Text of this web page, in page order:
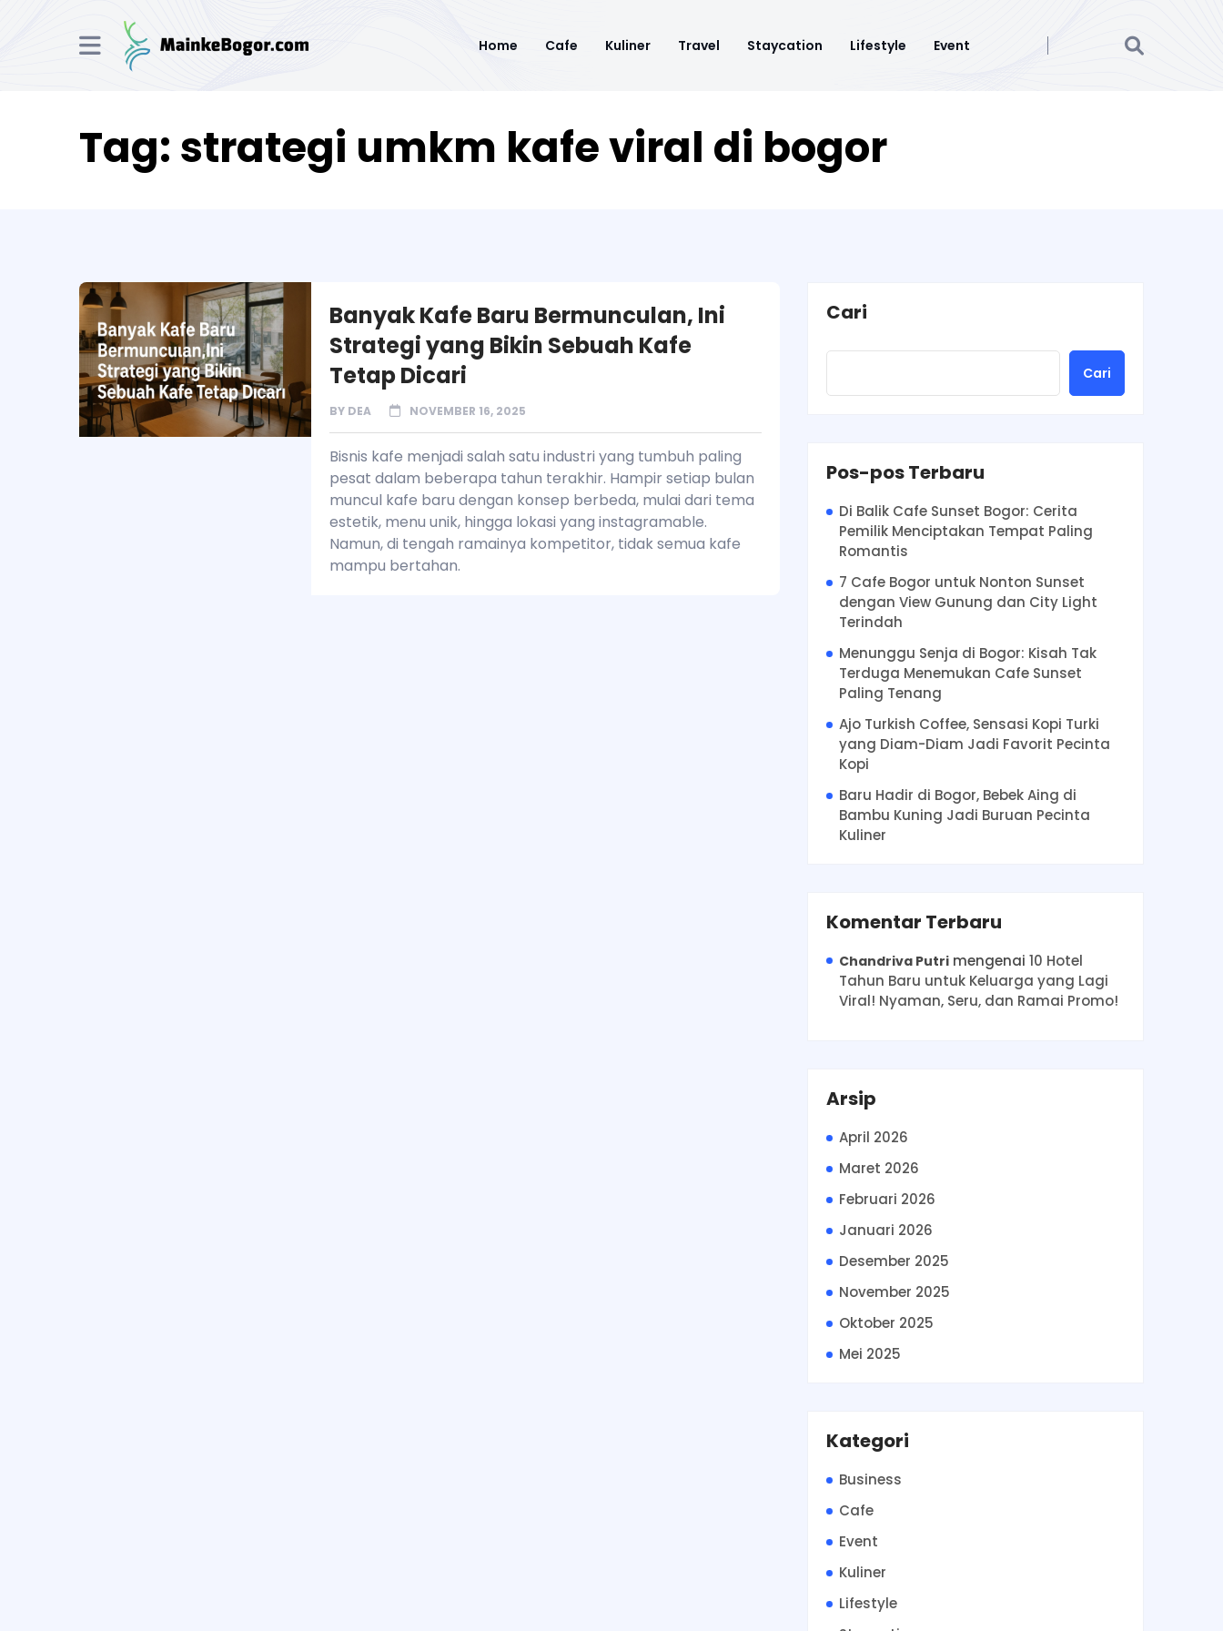
Home Cafe Kuliner Travel Staycation Lifestyle Event
Tag: strategi umkm kafe viral di bogor
Banyak Kafe Baru Bermunculan, Ini
Strategi yang Bikin Sebuah Kafe
Tetap Dicari
BY DEA NOVEMBER 16, 2025
Bisnis kafe menjadi salah satu industri yang tumbuh paling
pesat dalam beberapa tahun terakhir. Hampir setiap bulan
muncul kafe baru dengan konsep berbeda, mulai dari tema
estetik, menu unik, hingga lokasi yang instagramable.
Namun, di tengah ramainya kompetitor, tidak semua kafe
mampu bertahan.
Cari
Cari
Pos-pos Terbaru
Di Balik Cafe Sunset Bogor: Cerita
Pemilik Menciptakan Tempat Paling
Romantis
7 Cafe Bogor untuk Nonton Sunset
dengan View Gunung dan City Light
Terindah
Menunggu Senja di Bogor: Kisah Tak
Terduga Menemukan Cafe Sunset
Paling Tenang
Ajo Turkish Coffee, Sensasi Kopi Turki
yang Diam-Diam Jadi Favorit Pecinta
Kopi
Baru Hadir di Bogor, Bebek Aing di
Bambu Kuning Jadi Buruan Pecinta
Kuliner
Komentar Terbaru
Chandriva Putri mengenai 10 Hotel
Tahun Baru untuk Keluarga yang Lagi
Viral! Nyaman, Seru, dan Ramai Promo!
Arsip
April 2026
Maret 2026
Februari 2026
Januari 2026
Desember 2025
November 2025
Oktober 2025
Mei 2025
Kategori
Business
Cafe
Event
Kuliner
Lifestyle